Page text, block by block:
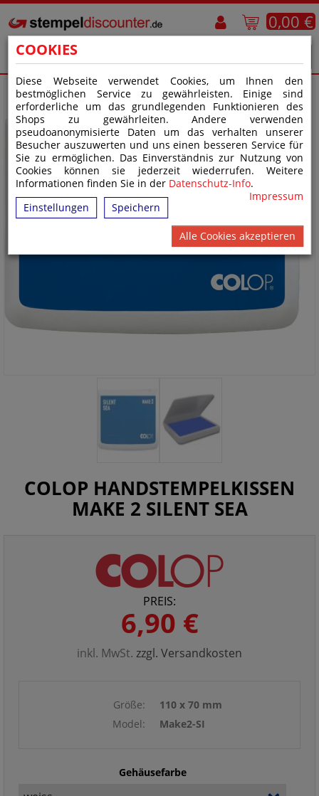
COOKIES
Diese Webseite verwendet Cookies, um Ihnen den
bestmöglichen Service zu gewährleisten. Einige sind
erforderliche um das grundlegenden Funktionieren des
Shops zu gewährleiten. Andere verwenden
pseudoanonymisierte Daten um das verhalten unserer
Besucher auszuwerten und uns einen besseren Service für
Sie zu ermöglichen. Das Einverständnis zur Nutzung von
Cookies können sie jederzeit wiederrufen. Weitere
Informationen finden Sie in der Datenschutz-Info.
Impressum
Einstellungen
Speichern
Alle Cookies akzeptieren
0,00 €
COLOP HANDSTEMPELKISSEN
MAKE 2 SILENT SEA
PREIS:
6,90 €
inkl. MwSt. zzgl. Versandkosten
Größe:
110 x 70 mm
Model:
Make2-SI
Gehäusefarbe